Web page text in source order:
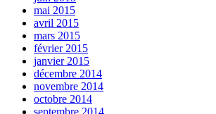
mai 2015
avril 2015
mars 2015
février 2015
janvier 2015
décembre 2014
novembre 2014
octobre 2014